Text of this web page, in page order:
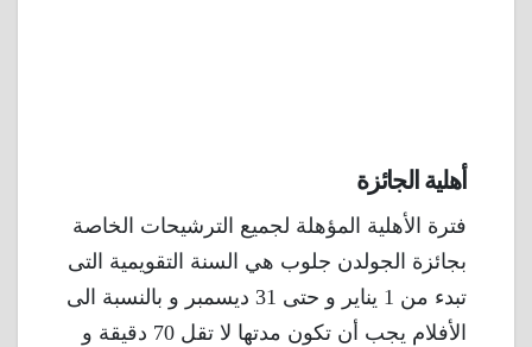
أهلية الجائزة
فترة الأهلية المؤهلة لجميع الترشيحات الخاصة
بجائزة الجولدن جلوب هي السنة التقويمية التى
تبدء من 1 يناير و حتى 31 ديسمبر و بالنسبة الى
الأفلام يجب أن تكون مدتها لا تقل 70 دقيقة و